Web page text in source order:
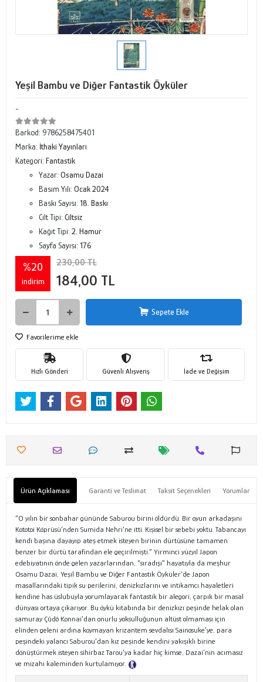
Yeşil Bambu ve Diğer Fantastik Öyküler
-
Barkod: 9786258475401
Marka: İthaki Yayınları
Kategori: Fantastik
Yazar: Osamu Dazai
Basım Yılı: Ocak 2024
Baskı Sayısı: 18. Baskı
Cilt Tipi: Ciltsiz
Kağıt Tipi: 2. Hamur
Sayfa Sayısı: 176
%20
indirim
230,00 TL
184,00 TL
Sepete Ekle
Favorilerime ekle
Hızlı Gönderi Güvenli Alışveriş İade ve Değişim
Ürün Açıklaması Garanti ve Teslimat Taksit Seçenekleri Yorumlar
“O yılın bir sonbahar gününde Saburou birini öldürdü. Bir oyun arkadaşını
Kototoi Köprüsü’nden Sumida Nehri’ne itti. Kişisel bir sebebi yoktu. Tabancayı
kendi başına dayayıp ateş etmek isteyen birinin dürtüsüne tamamen
benzer bir dürtü tarafından ele geçirilmişti.” Yirminci yüzyıl Japon
edebiyatının önde gelen yazarlarından, “sıradışı” hayatıyla da meşhur
Osamu Dazai, Yeşil Bambu ve Diğer Fantastik Öyküler’de Japon
masallarındaki tipik su perilerini, denizkızlarını ve intikamcı hayaletleri
kendine has üslubuyla yorumlayarak fantastik bir alegori, çarpık bir masal
dünyası ortaya çıkarıyor. Bu öykü kitabında bir denizkızı peşinde helak olan
samuray Çûdô Konnai’dan onurlu yoksulluğunun altüst olmaması için
elinden geleni ardına koymayan krizantem sevdalısı Sainosuke’ye, para
peşindeki yalancı Saburou’dan kız peşinde kendini yakışıklı birine
dönüştürmek isteyen sihirbaz Tarou’ya kadar hiç kimse, Dazai’nin acımasız
ve mizahi kaleminden kurtulamıyor.